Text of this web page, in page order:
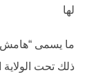
لها
ما يسمى “هامش
ذلك تحت الولاية